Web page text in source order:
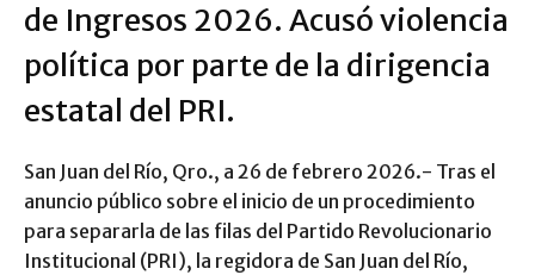
de Ingresos 2026. Acusó violencia
política por parte de la dirigencia
estatal del PRI.
San Juan del Río, Qro., a 26 de febrero 2026.- Tras el
anuncio público sobre el inicio de un procedimiento
para separarla de las filas del Partido Revolucionario
Institucional (PRI), la regidora de San Juan del Río,